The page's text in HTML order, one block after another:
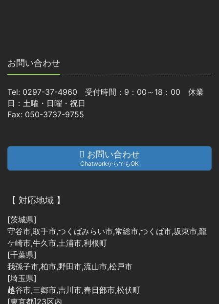
お問い合わせ
Tel: 0297-37-4960 受付時間：9：00～18：00 休業
日：土曜・日曜・祝日
Fax: 050-3737-9755
お問い合わせ
ChatworkからでもOK
【 対応地域 】
[茨城県]
守谷市,取手市,つくばみらい市,常総市,つくば市,坂東市,龍
ケ崎市,牛久市,土浦市,利根町
[千葉県]
我孫子市,柏市,野田市,流山市,松戸市
[埼玉県]
越谷市,三郷市,吉川市,春日部市,松伏町
[東京都]23区内